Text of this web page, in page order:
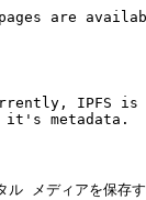
are
IPFS
it's metadata.
ディアを保存する